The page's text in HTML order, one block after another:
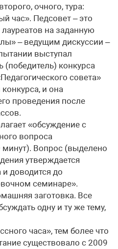
очного, тура:
час». Педсовет – это
на заданную
– ведущим дискуссии –
выступал
(победитель) конкурса
совета»
и она
проведения после
«обсуждение с
вопроса
минут). Вопрос (выделено
утверждается
доводится до
семинаре».
заготовка. Все
одну и ту же тему,
часа», тем более что
существовало с 2009